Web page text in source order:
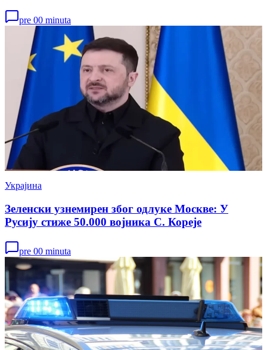
pre 00 minuta
Украјина
Зеленски узнемирен због одлуке Москве: У
Русију стиже 50.000 војника С. Кореје
pre 00 minuta